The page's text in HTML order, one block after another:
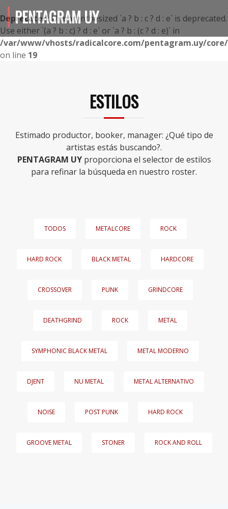
Deprecated: Unparenthesized `a ? b : c ? d : e` is deprecated.
Use either `(a ? b : c) ? d : e` or `a ? b : (c ? d : e)` in
/var/www/vhosts/radicalcore.com/pentagram.uy/
on line 19
PENTAGRAM UY
ESTILOS
Estimado productor, booker, manager: ¿Qué tipo de
artistas estás buscando?.
PENTAGRAM UYproporciona el selector de estilos
para refinar la búsqueda en nuestro roster.
TODOS METALCORE ROCK
HARD ROCK BLACK METAL HARDCORE
CROSSOVER PUNK GRINDCORE
DEATHGRIND ROCK METAL
SYMPHONIC BLACK METAL METAL MODERNO
DJENT NU METAL METAL ALTERNATIVO
NOISE POST PUNK HARD ROCK
GROOVE METAL STONER ROCK AND ROLL